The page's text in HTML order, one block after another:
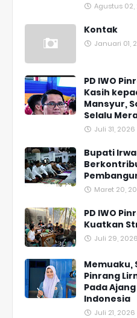
Agustus 02,
Kontak
Januari 01,
PD IWO
Kasih
Mansyur,
Selalu
Juli 31, 2026
Bupati
Maret 20,
PD IWO
Kuatkan
Juli 29, 2026
Memuaku,
Pinrang
Pada
Indonesia
Juli 21, 2026